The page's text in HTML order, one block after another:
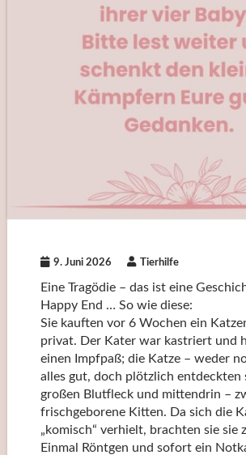
9. Juni 2026 Tierhilfe
Eine Tragödie – das ist eine
Happy End … So wie diese:
Sie kauften vor 6 Wochen ein
privat. Der Kater war kastriert und
einen Impfpaß; die Katze – weder
alles gut, doch plötzlich entdeckten
großen Blutfleck und mittendrin –
frischgeborene Kitten. Da sich die
„komisch“ verhielt, brachten sie sie
Einmal Röntgen und sofort ein